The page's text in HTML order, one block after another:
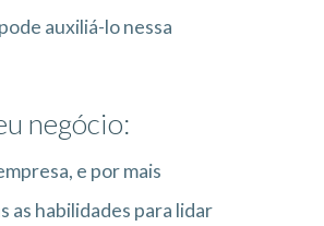
auxiliá-lo nessa
negócio:
e por mais
as habilidades para lidar